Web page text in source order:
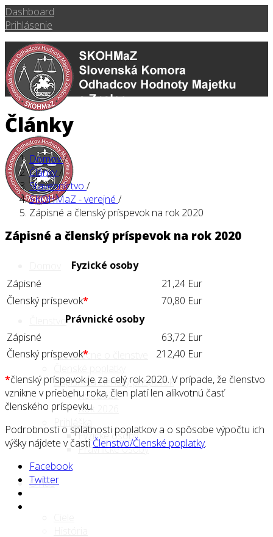
Dashboard
Prihlásenie
Členstvo
Všeobecne o členstve
Zápisné a členský príspevok
Rok 2025
Rok 2026
Fyzické osoby
Právnické osoby
O nás
Články
Domov/
Články/
Stavebníctvo /
SKOHMaZ - verejné /
Zápisné a členský príspevok na rok 2020
Zápisné a členský príspevok na rok 2020
Fyzické osoby
Zápisné
21,24 Eur
Členský príspevok*
70,80 Eur
Právnické osoby
Zápisné
63,72 Eur
Členský príspevok*
212,40 Eur
*členský príspevok je za celý rok 2020. V prípade, že členstvo
vznikne v priebehu roka, člen platí len alikvotnú časť
členského príspevku.
Podrobnosti o splatnosti poplatkov a o spôsobe výpočtu ich
výšky nájdete v časti Členstvo/Členské poplatky.
Facebook
Twitter